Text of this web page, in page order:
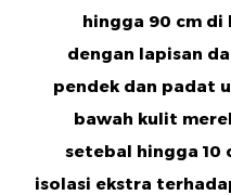
hingga 90 cm
dengan lapisan
pendek dan padat
bawah kulit
setebal hingga 10
isolasi ekstra